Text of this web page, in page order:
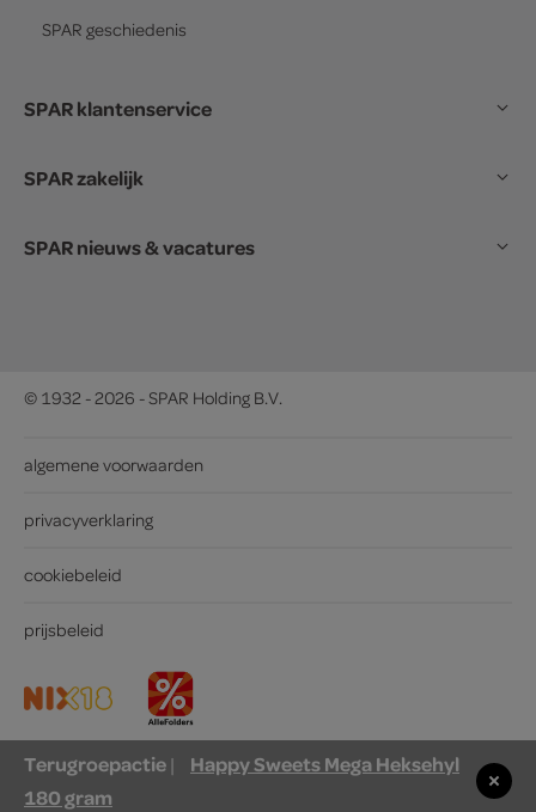
SPAR geschiedenis
SPAR klantenservice
SPAR zakelijk
SPAR nieuws & vacatures
© 1932 - 2026 - SPAR Holding B.V.
algemene voorwaarden
privacyverklaring
cookiebeleid
prijsbeleid
Terugroepactie|
Happy Sweets Mega Heksehyl
180 gram